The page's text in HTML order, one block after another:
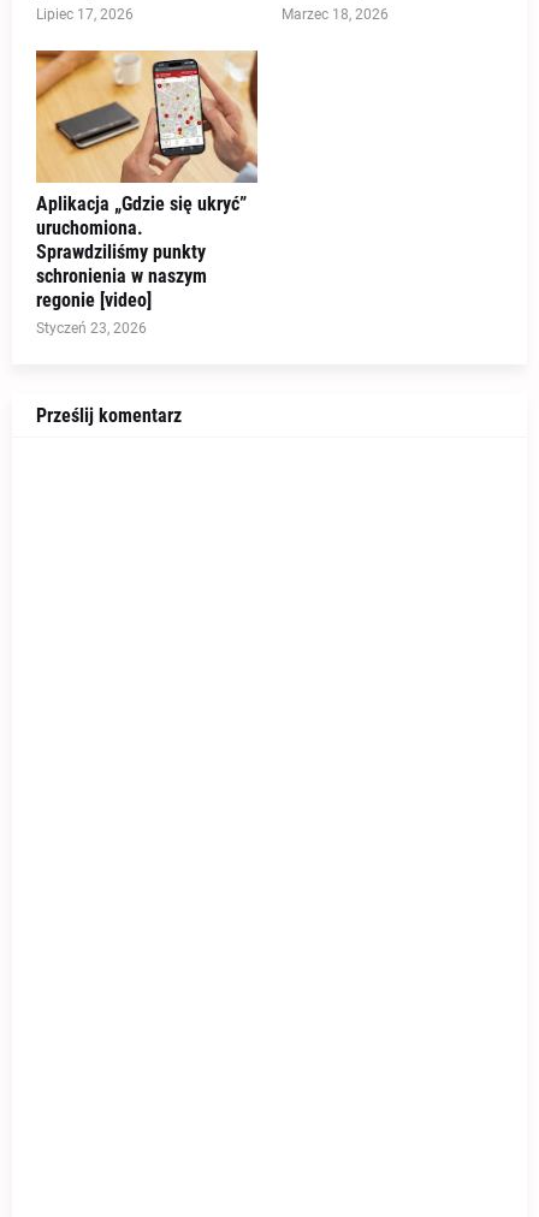
Lipiec 17, 2026 Marzec 18, 2026
Aplikacja „Gdzie się ukryć”
uruchomiona.
Sprawdziliśmy punkty
schronienia w naszym
regonie [video]
Styczeń 23, 2026
Prześlij komentarz